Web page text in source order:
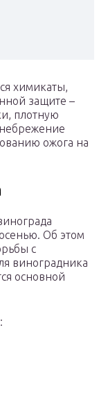
химикаты,
защите –
плотную
ожога на
Об этом
с
виноградника
основной